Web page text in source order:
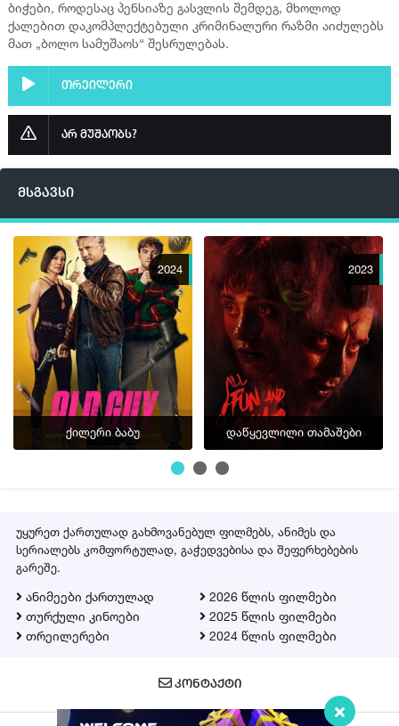
ბიჭები, როდესაც პენსიაზე გასვლის შემდეგ, მხოლოდ
ქალებით დაკომპლექტებული კრიმინალური რაზმი აიძულებს
მათ „ბოლო სამუშაოს“ შესრულებას.
თრეილერი
არ მუშაობს?
მსგავსი
2024
ქილერი ბაბუ
2023
დაწყევლილი თამაშები
უყურეთ ქართულად გახმოვანებულ ფილმებს, ანიმეს და
სერიალებს კომფორტულად, გაჭედვებისა და შეფერხებების
გარეშე.
ანიმეები ქართულად
თურქული კინოები
თრეილერები
2026 წლის ფილმები
2025 წლის ფილმები
2024 წლის ფილმები
ᲙᲝᲜᲢᲐᲥᲢᲘ